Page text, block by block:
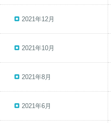
2021年12月
2021年10月
2021年8月
2021年6月